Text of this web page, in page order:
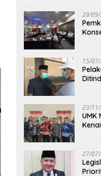
29/
15/
23/
UMK
27/